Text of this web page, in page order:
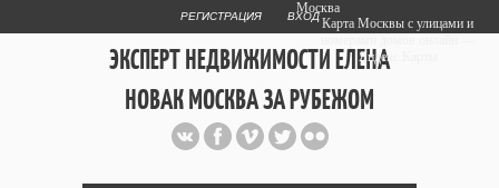
РЕГИСТРАЦИЯ ВХОД
ЭКСПЕРТ НЕДВИЖИМОСТИ ЕЛЕНА
НОВАК МОСКВА ЗА РУБЕЖОМ
Публичный сайт эксперта автора
web дизайнера+7 903 708 1884
Москва
Карта Москвы с улицами и
Яндекс.Карты